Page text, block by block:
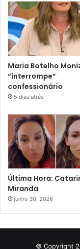
Maria Botelho
“interrompe”
confessionário
5 dias atrás
Última Hora:
Miranda
junho 30, 2026
© Copyright